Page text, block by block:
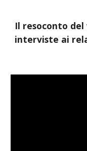
Il resoconto del
interviste ai